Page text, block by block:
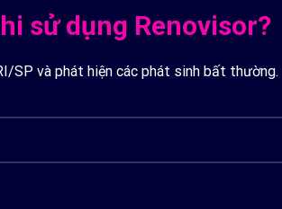
sử dụng Renovisor?
SP và phát hiện các phát sinh bất thường.